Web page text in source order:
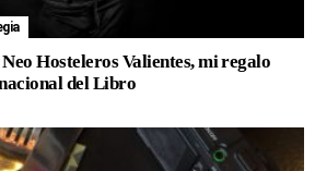
Hosteleros Valientes, mi regalo
del Libro